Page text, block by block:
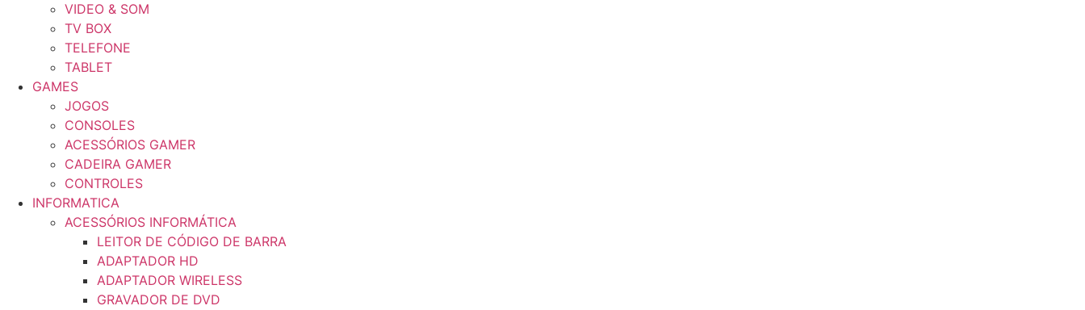
VIDEO & SOM
TV BOX
TELEFONE
TABLET
GAMES
JOGOS
CONSOLES
ACESSÓRIOS GAMER
CADEIRA GAMER
CONTROLES
INFORMATICA
ACESSÓRIOS INFORMÁTICA
LEITOR DE CÓDIGO DE BARRA
ADAPTADOR HD
ADAPTADOR WIRELESS
GRAVADOR DE DVD